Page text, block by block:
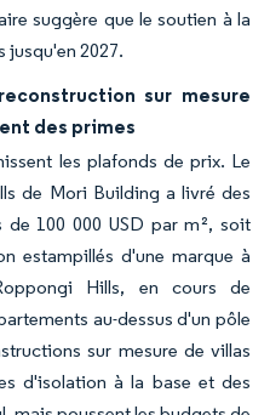
suggère que le soutien à la
jusqu'en 2027.
sur mesure
des primes
les plafonds de prix. Le
de Mori Building a livré des
100 000 USD par m², soit
estampillés d'une marque à
Hills, en cours de
au-dessus d'un pôle
sur mesure de villas
d'isolation à la base et des